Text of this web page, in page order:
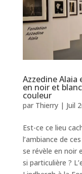
Azzedine Alaia
en noir et
couleur
par Thierry| Juil
Est-ce ce lieu
l’ambiance de
se révèle en noir
si particulière ?